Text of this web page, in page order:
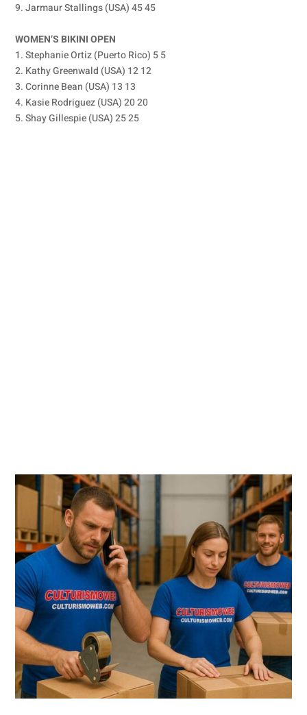
9. Jarmaur Stallings (USA) 45 45
WOMEN’S BIKINI OPEN
1. Stephanie Ortiz (Puerto Rico) 5 5
2. Kathy Greenwald (USA) 12 12
3. Corinne Bean (USA) 13 13
4. Kasie Rodriguez (USA) 20 20
5. Shay Gillespie (USA) 25 25